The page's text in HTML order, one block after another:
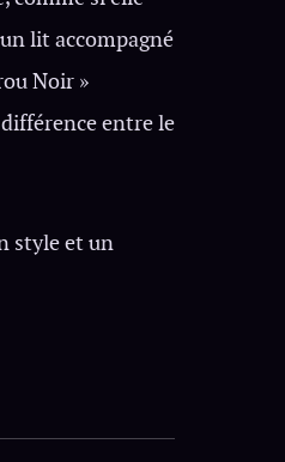
lit accompagné
Noir »
entre le
style et un